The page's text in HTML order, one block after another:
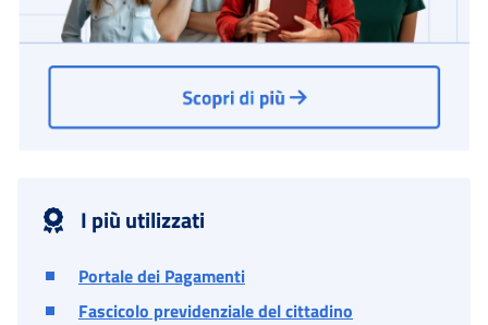
I più utilizzati
Portale dei Pagamenti
Fascicolo previdenziale del cittadino